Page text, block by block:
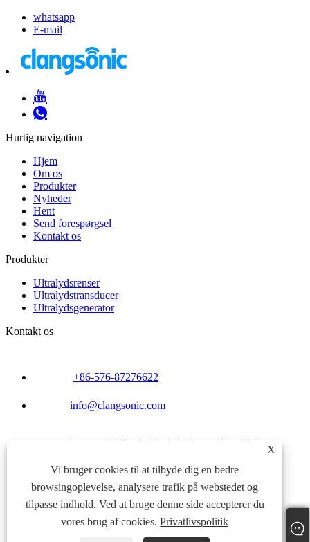
X
Vi bruger cookies til at tilbyde dig en bedre
browsingoplevelse, analysere trafik på webstedet og
tilpasse indhold. Ved at bruge denne side accepterer du
vores brug af cookies.Privatlivspolitik
whatsapp
E-mail
Hurtig navigation
Hjem
Om os
Produkter
Nyheder
Hent
Send forespørgsel
Kontakt os
Produkter
Ultralydsrenser
Ultralydstransducer
Ultralydsgenerator
Kontakt os
+86-576-87276622
info@clangsonic.com
Houwan Industrial Park, Yuhuan City, Zhejiang-
Sitemap
RSS
Privatlivspolitik